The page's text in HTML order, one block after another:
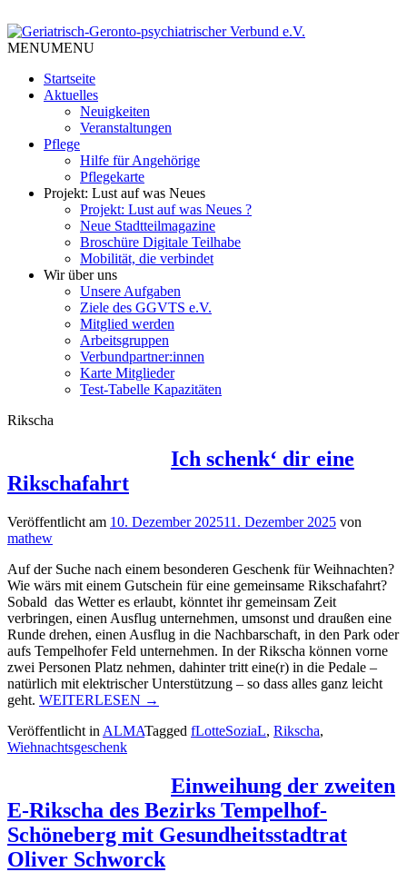
to
content
Geriatrisch-Geronto-
psychiatrischer Verbund e.V.
Tempelhof Schöneberg
MENUMENU
Startseite
Aktuelles
Neuigkeiten
Veranstaltungen
Pflege
Hilfe für Angehörige
Pflegekarte
Projekt: Lust auf was Neues
Projekt: Lust auf was Neues ?
Neue Stadtteilmagazine
Broschüre Digitale Teilhabe
Mobilität, die verbindet
Wir über uns
Unsere Aufgaben
Ziele des GGVTS e.V.
Mitglied werden
Arbeitsgruppen
Verbundpartner:innen
Karte Mitglieder
Test-Tabelle Kapazitäten
Rikscha
Ich schenk‘ dir eine
Rikschafahrt
Veröffentlicht am 10. Dezember 202511. Dezember 2025 von
mathew
Auf der Suche nach einem besonderen Geschenk für Weihnachten?
Wie wärs mit einem Gutschein für eine gemeinsame Rikschafahrt?
Sobald das Wetter es erlaubt, könntet ihr gemeinsam Zeit
verbringen, einen Ausflug unternehmen, umsonst und draußen eine
Runde drehen, einen Ausflug in die Nachbarschaft, in den Park oder
aufs Tempelhofer Feld unternehmen. In der Rikscha können vorne
zwei Personen Platz nehmen, dahinter tritt eine(r) in die Pedale –
natürlich mit elektrischer Unterstützung – so dass alles ganz leicht
geht. WEITERLESEN „Ich
dir
→
Veröffentlicht in ALMATagged fLotteSoziaL, Rikscha,
Wiehnachtsgeschenk
Einweihung der zweiten
E-Rikscha des Bezirks Tempelhof-
Schöneberg mit Gesundheitsstadtrat
Oliver Schworck